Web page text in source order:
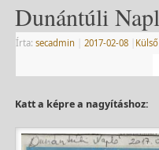
Dunántúli
Írta: secadmin 2017-02-08
Katt a képre a nagyításhoz: